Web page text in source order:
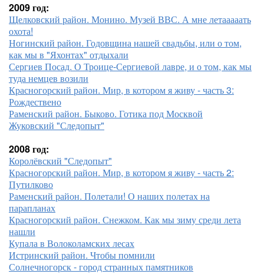
2009 год:
Щелковский район. Монино. Музей ВВС. А мне летааааать
охота!
Ногинский район. Годовщина нашей свадьбы, или о том,
как мы в "Яхонтах" отдыхали
Сергиев Посад. О Троице-Сергиевой лавре, и о том, как мы
туда немцев возили
Красногорский район. Мир, в котором я живу - часть 3:
Рождествено
Раменский район. Быково. Готика под Москвой
Жуковский "Следопыт"
2008 год:
Королёвский "Следопыт"
Красногорский район. Мир, в котором я живу - часть 2:
Путилково
Раменский район. Полетали! О наших полетах на
парапланах
Красногорский район. Снежком. Как мы зиму среди лета
нашли
Купала в Волоколамских лесах
Истринский район. Чтобы помнили
Солнечногорск - город странных памятников